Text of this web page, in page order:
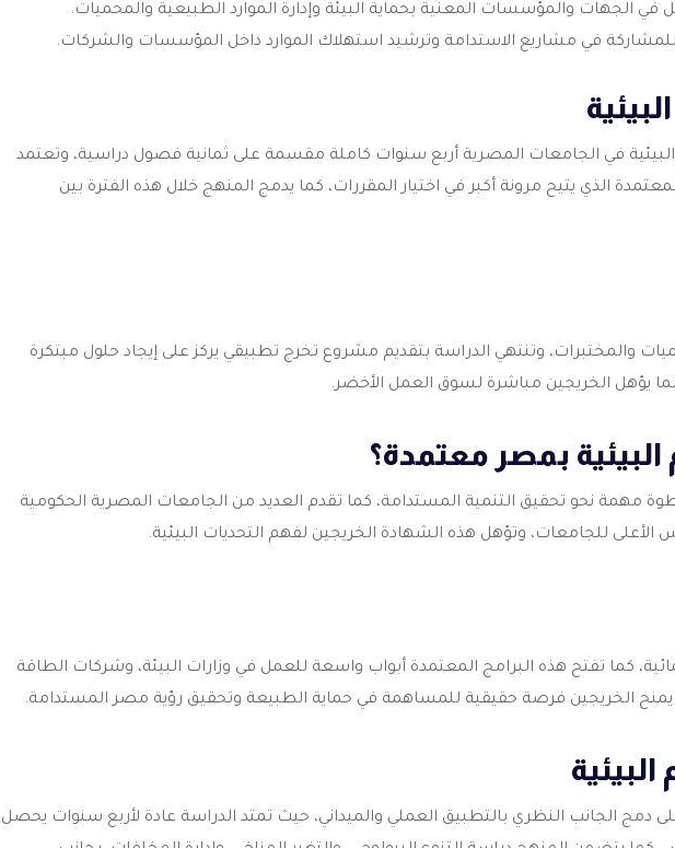
في الجهات والمؤسسات المعنية بحماية البيئة وإدارة الموارد الطبيعية والمحميات.
في مشاريع الاستدامة وترشيد استهلاك الموارد داخل المؤسسات والشركات.
في الجامعات المصرية أربع سنوات كاملة مقسمة على ثمانية فصول دراسية، وتعتمد
الذي يتيح مرونة أكبر في اختيار المقررات، كما يدمج المنهج خلال هذه الفترة بين
والمختبرات، وتنتهي الدراسة بتقديم مشروع تخرج تطبيقي يركز على إيجاد حلول مبتكرة
مما يؤهل الخريجين مباشرة لسوق العمل الأخضر.
بمصر معتمدة؟
مهمة نحو تحقيق التنمية المستدامة، كما تقدم العديد من الجامعات المصرية الحكومية
للجامعات، وتؤهل هذه الشهادة الخريجين لفهم التحديات البيئية.
كما تفتح هذه البرامج المعتمدة أبواب واسعة للعمل في وزارات البيئة، وشركات الطاقة
يمنح الخريجين فرصة حقيقية للمساهمة في حماية الطبيعة وتحقيق رؤية مصر المستدامة.
دمج الجانب النظري بالتطبيق العملي والميداني، حيث تمتد الدراسة عادة لأربع سنوات يحصل